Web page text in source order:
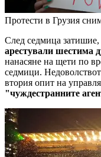
Протести в Грузия
След седмица затишие,
арестували шестима
нанасяне на щети по
седмици.
втория опит на
"чуждестранните